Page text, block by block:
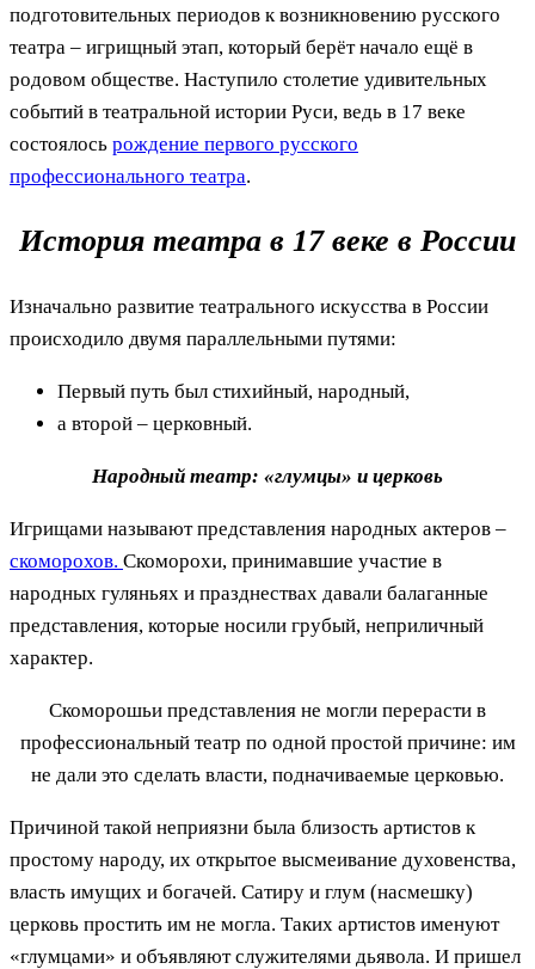
подготовительных периодов к возникновению русского
театра – игрищный этап, который берёт начало ещё в
родовом обществе. Наступило столетие удивительных
событий в театральной истории Руси, ведь в 17 веке
состоялось рождение первого русского
профессионального театра.
История театра в 17 веке в России
Изначально развитие театрального искусства в России
происходило двумя параллельными путями:
Первый путь был стихийный, народный,
а второй – церковный.
Народный театр: «глумцы» и церковь
Игрищами называют представления народных актеров –
скоморохов. Скоморохи, принимавшие участие в
народных гуляньях и празднествах давали балаганные
представления, которые носили грубый, неприличный
характер.
Скоморошьи представления не могли перерасти в
профессиональный театр по одной простой причине: им
не дали это сделать власти, подначиваемые церковью.
Причиной такой неприязни была близость артистов к
простому народу, их открытое высмеивание духовенства,
власть имущих и богачей. Сатиру и глум (насмешку)
церковь простить им не могла. Таких артистов именуют
«глумцами» и объявляют служителями дьявола. И пришел